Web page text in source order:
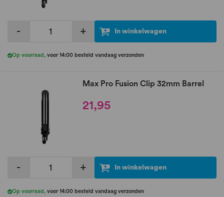
- + In winkelwagen
Op voorraad , voor 14:00 besteld vandaag verzonden
Max Pro Fusion Clip 32mm Barrel
21,95
- + In winkelwagen
Op voorraad , voor 14:00 besteld vandaag verzonden